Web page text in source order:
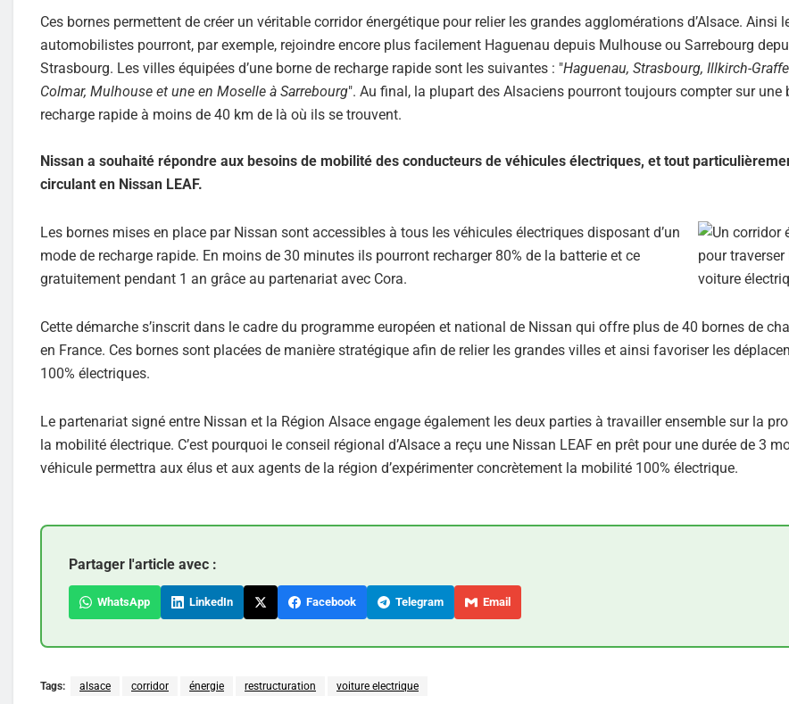
Ces bornes permettent de créer un véritable corridor énergétique pour relier les grandes agglomérations d’Alsace. Ainsi
automobilistes pourront, par exemple, rejoindre encore plus facilement Haguenau depuis Mulhouse ou Sarrebourg
Strasbourg. Les villes équipées d’une borne de recharge rapide sont les suivantes : "Haguenau, Strasbourg, Illkirch-
Colmar, Mulhouse et une en Moselle à Sarrebourg". Au final, la plupart des Alsaciens pourront toujours compter sur une
recharge rapide à moins de 40 km de là où ils se trouvent.
Nissan a souhaité répondre aux besoins de mobilité des conducteurs de véhicules électriques, et tout
circulant en Nissan LEAF.
Les bornes mises en place par Nissan sont accessibles à tous les véhicules électriques disposant d’un
mode de recharge rapide. En moins de 30 minutes ils pourront recharger 80% de la batterie et ce
gratuitement pendant 1 an grâce au partenariat avec Cora.
Cette démarche s’inscrit dans le cadre du programme européen et national de Nissan qui offre plus de 40 bornes de
en France. Ces bornes sont placées de manière stratégique afin de relier les grandes villes et ainsi favoriser les
100% électriques.
Le partenariat signé entre Nissan et la Région Alsace engage également les deux parties à travailler ensemble sur la
la mobilité électrique. C’est pourquoi le conseil régional d’Alsace a reçu une Nissan LEAF en prêt pour une durée de 3
véhicule permettra aux élus et aux agents de la région d’expérimenter concrètement la mobilité 100% électrique.
Partager l'article avec :
WhatsApp LinkedIn Facebook Telegram Email
Tags: alsace corridor énergie restructuration voiture electrique